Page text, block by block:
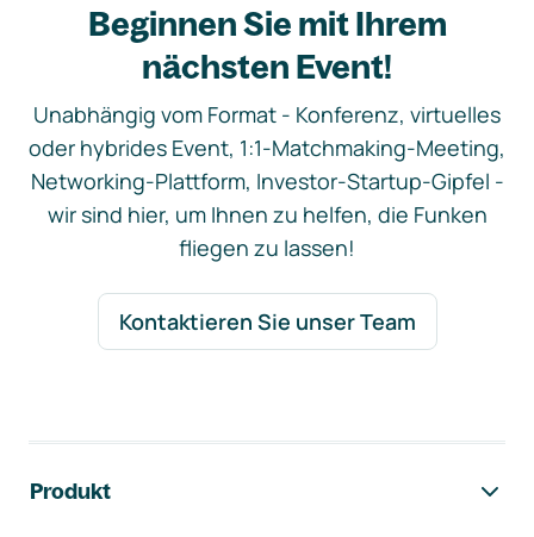
Beginnen Sie mit Ihrem
nächsten Event!
Unabhängig vom Format - Konferenz, virtuelles
oder hybrides Event, 1:1-Matchmaking-Meeting,
Networking-Plattform, Investor-Startup-Gipfel -
wir sind hier, um Ihnen zu helfen, die Funken
fliegen zu lassen!
Kontaktieren Sie unser Team
Produkt